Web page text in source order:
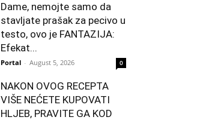
Dame, nemojte samo da
stavljate prašak za pecivo u
testo, ovo je FANTAZIJA:
Efekat...
Portal - August 5, 2026 0
NAKON OVOG RECEPTA
VIŠE NEĆETE KUPOVATI
HLJEB, PRAVITE GA KOD